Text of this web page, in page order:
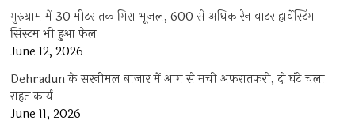
गुरुग्राम में 30 मीटर तक गिरा भूजल, 600 से अधिक रेन वाटर हार्वेस्टिंग
सिस्टम भी हुआ फेल
June 12, 2026
Dehradun के सरनीमल बाजार में आग से मची अफरातफरी, दो घंटे चला
राहत कार्य
June 11, 2026